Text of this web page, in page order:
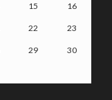
15 16
22 23
29 30